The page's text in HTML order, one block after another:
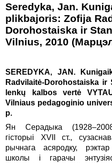
Seredyka, Jan.
plikbajoris: Zofija
Dorohostaiska ir
Vilnius, 2010
SEREDYKA, JAN.
Radvilaitė-Dorohostaiska ir
lenkų kalbos vertė
Vilniaus pedagoginio
p.
Ян Серадыка
гісторыі XVII ст.,
рычнага асяродку,
школы і гарачы